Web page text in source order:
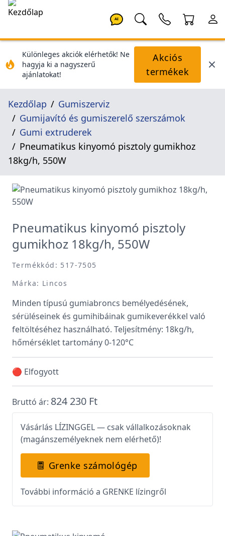
AI
Különleges akciók elérhetők! Ne
hagyja ki a nagyszerű
ajánlatokat!
Akciós
termékek
Kezdőlap
Gumiszerviz
Gumijavító és gumiszerelő szerszámok
Gumi extruderek
Pneumatikus kinyomó pisztoly gumikhoz
18kg/h, 550W
Pneumatikus kinyomó pisztoly
gumikhoz 18kg/h, 550W
Termékkód: 517-7505
Márka: Lincos
Minden típusú gumiabroncs bemélyedésének,
sérüléseinek és gumihibáinak gumikeverékkel való
feltöltéséhez használható. Teljesítmény: 18kg/h,
hőmérséklet tartomány 0-120°C
🔴 Elfogyott
Bruttó ár: 824 230 Ft
Vásárlás LÍZINGGEL — csak vállalkozásoknak
(magánszemélyeknek nem elérhető)!
Grenke számológép
További információ a GRENKE lízingről